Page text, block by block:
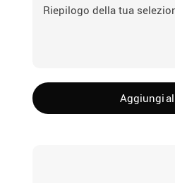
Riepilogo della tua
Aggiungi